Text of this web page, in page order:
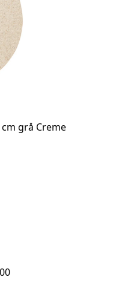
grå Creme